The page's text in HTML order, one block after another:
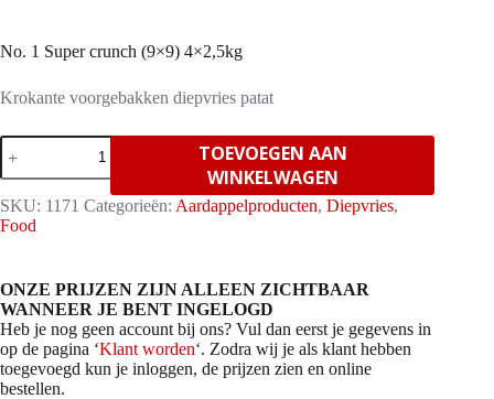
No. 1 Super crunch (9×9) 4×2,5kg
Krokante voorgebakken diepvries patat
No.
Super
crunch
(9x9)
4x2,5kg
TOEVOEGEN AAN
WINKELWAGEN
SKU: 1171 Categorieën: Aardappelproducten, Diepvries,
Food
ONZE PRIJZEN ZIJN ALLEEN ZICHTBAAR
WANNEER JE BENT INGELOGD
Heb je nog geen account bij ons? Vul dan eerst je gegevens in
op de pagina ‘Klant worden‘. Zodra wij je als klant hebben
toegevoegd kun je inloggen, de prijzen zien en online
bestellen.